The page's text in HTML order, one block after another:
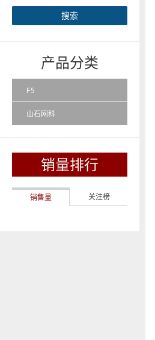
搜索
产品分类
F5
山石网科
销量排行
销售量 关注榜